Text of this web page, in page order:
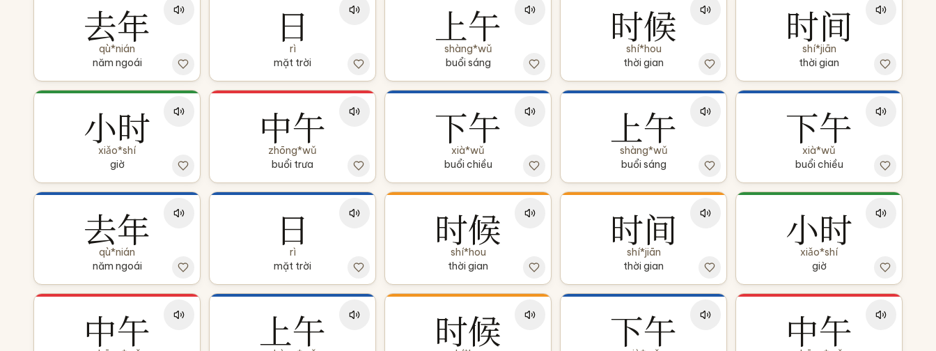
去年
qù*nián
năm ngoái
日
rì
mặt trời
上午
shàng*wǔ
buổi sáng
时候
shí*hou
thời gian
时间
shí*jiān
thời gian
小时
xiǎo*shí
giờ
中午
zhōng*wǔ
buổi trưa
下午
xià*wǔ
buổi chiều
上午
shàng*wǔ
buổi sáng
下午
xià*wǔ
buổi chiều
去年
qù*nián
năm ngoái
日
rì
mặt trời
时候
shí*hou
thời gian
时间
shí*jiān
thời gian
小时
xiǎo*shí
giờ
中午 上午 时候 下午 中午